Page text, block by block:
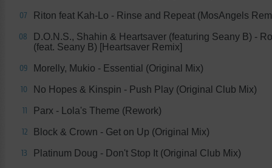
07 Riton feat Kah-Lo - Rinse and Repeat (MosAngels
08
D.O.N.S., Shahin & Heartsaver (featuring Seany B) -
(feat. Seany B) [Heartsaver Remix]
09 Morelly, Mukio - Essential (Original Mix)
10 No Hopes & Kinspin - Push Play (Original Club Mix)
11 Parx - Lola's Theme (Rework)
12 Block & Crown - Get on Up (Original Mix)
13 Platinum Doug - Don't Stop It (Original Club Mix)